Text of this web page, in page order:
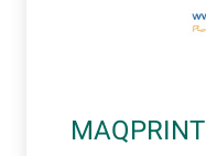
MAQPRINT